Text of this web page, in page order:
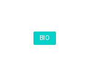
BIO